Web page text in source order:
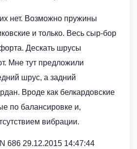
нет. Возможно пружины
и только. Весь сыр-бор
Дескать шрусы
Мне тут предложили
шрус, а задний
Вроде как белкардовские
по балансировке и,
вибрации.
686 29.12.2015 14:47:44